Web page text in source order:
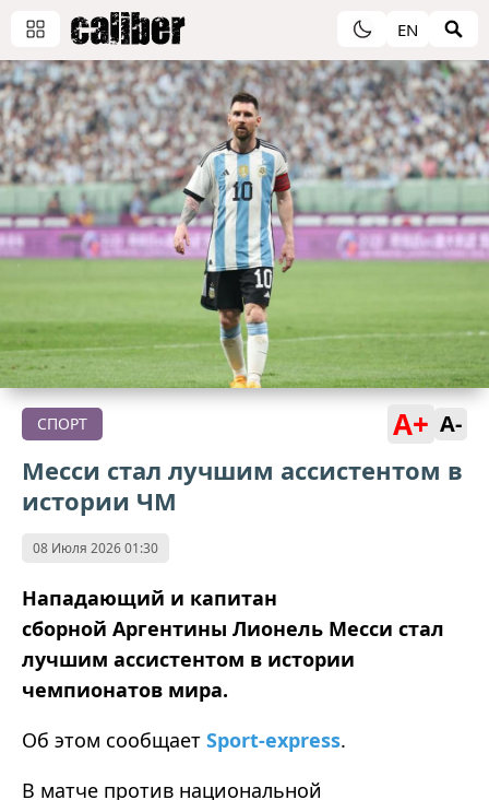
EN
СПОРТ A+ A-
Месси стал лучшим ассистентом в
истории ЧМ
08 Июля 2026 01:30
Нападающий и капитан
сборной Аргентины Лионель Месси стал
лучшим ассистентом в истории
чемпионатов мира.
Об этом сообщает Sport-express.
В матче против национальной